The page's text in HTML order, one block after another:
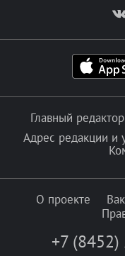
Главный
Адрес редакции и
О проекте
+7